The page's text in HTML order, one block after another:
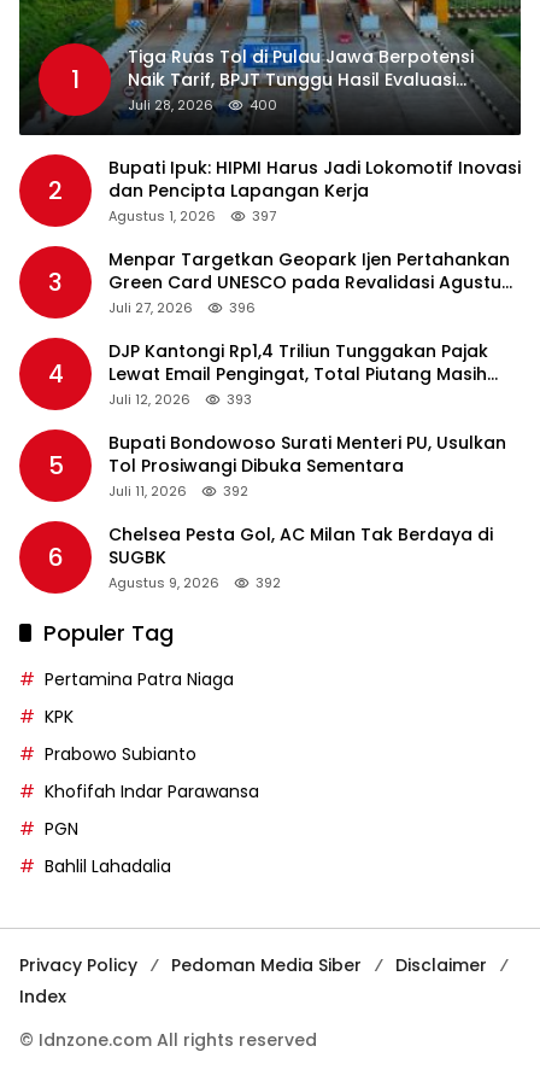
1
Tiga Ruas Tol di Pulau Jawa Berpotensi
Naik Tarif, BPJT Tunggu Hasil Evaluasi
Standar Pelayanan
Juli 28, 2026 400
2
Bupati Ipuk: HIPMI Harus Jadi Lokomotif Inovasi
dan Pencipta Lapangan Kerja
Agustus 1, 2026 397
3
Menpar Targetkan Geopark Ijen Pertahankan
Green Card UNESCO pada Revalidasi Agustus
2026
Juli 27, 2026 396
4
DJP Kantongi Rp1,4 Triliun Tunggakan Pajak
Lewat Email Pengingat, Total Piutang Masih
Rp36 Triliun
Juli 12, 2026 393
5
Bupati Bondowoso Surati Menteri PU, Usulkan
Tol Prosiwangi Dibuka Sementara
Juli 11, 2026 392
6
Chelsea Pesta Gol, AC Milan Tak Berdaya di
SUGBK
Agustus 9, 2026 392
Populer Tag
Pertamina Patra Niaga
KPK
Prabowo Subianto
Khofifah Indar Parawansa
PGN
Bahlil Lahadalia
Privacy Policy Pedoman Media Siber
Disclaimer
Index
© Idnzone.com All rights reserved